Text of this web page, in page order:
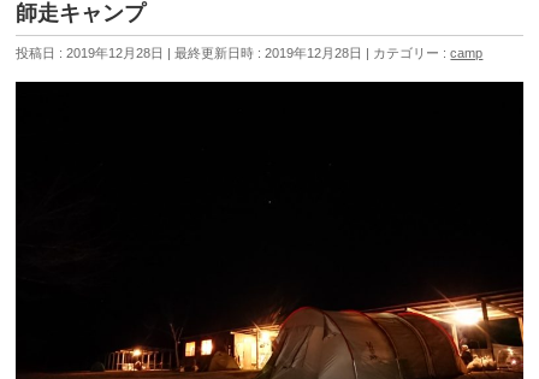
師走キャンプ
投稿日 : 2019年12月28日 最終更新日時 : 2019年12月28日 カテゴリー :camp